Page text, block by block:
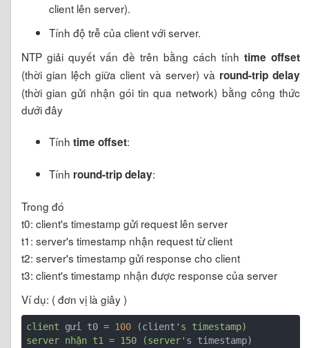
client lên server).
Tính độ trễ của client với server.
NTP giải quyết vấn đề trên bằng cách tính time offset
(thời gian lệch giữa client và server) và round-trip delay
(thời gian gửi nhận gói tin qua network) bằng công thức
dưới đây
Tính time offset:
Tính round-trip delay:
Trong đó
t0: client's timestamp gửi request lên server
t1: server's timestamp nhận request từ client
t2: server's timestamp gửi response cho client
t3: client's timestamp nhận được response của server
Ví dụ: ( đơn vị là giây )
client gửi t0 = 100 (client 's timestamp)
server nhận t1 = 150 (server' s timestamp)